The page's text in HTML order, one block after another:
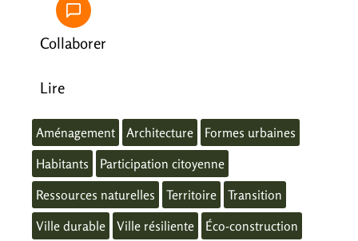
Collaborer
Lire
Aménagement Architecture
Formes urbaines
Habitants
Participation citoyenne
Ressources naturelles
Territoire
Transition
Ville durable
Ville résiliente Éco-construction